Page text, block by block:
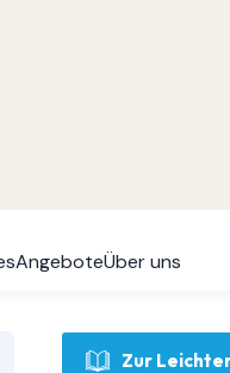
AngeboteÜber uns
Zur